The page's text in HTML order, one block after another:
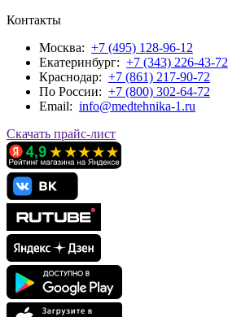
Контакты
Москва: +7 (495) 128-96-12
Екатеринбург: +7 (343) 226-43-72
Краснодар: +7 (861) 217-90-72
По Росcии: +7 (800) 302-64-72
Email: info@medtehnika-1.ru
Скачать прайс-лист